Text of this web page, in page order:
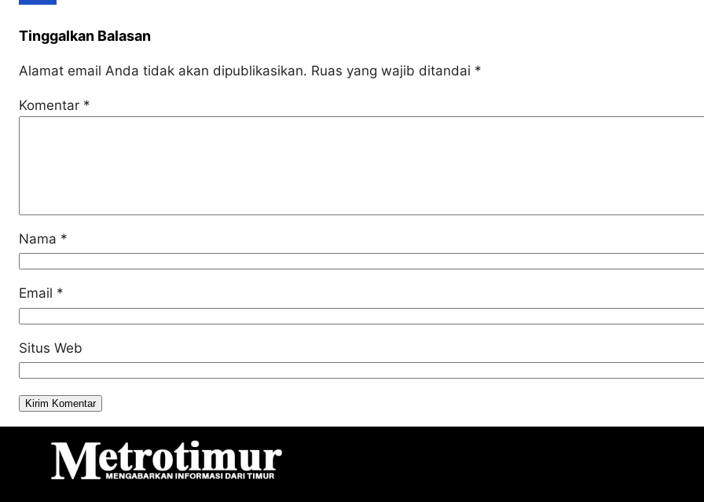
Tinggalkan Balasan
Alamat email Anda tidak akan dipublikasikan. Ruas yang wajib ditandai *
Komentar *
Nama *
Email *
Situs Web